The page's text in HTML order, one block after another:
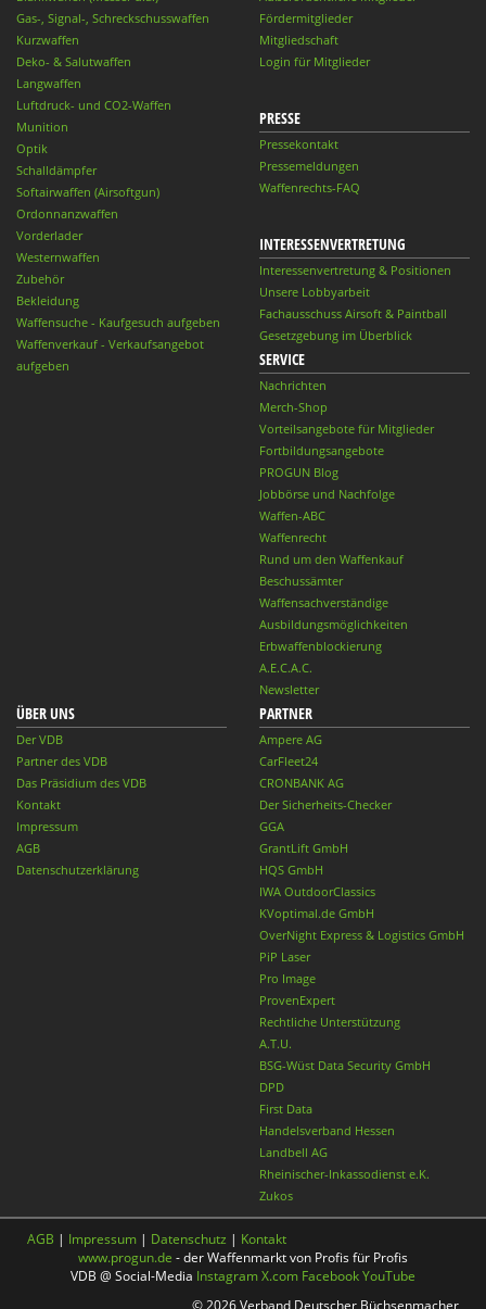
Gas-, Signal-, Schreckschusswaffen
Kurzwaffen
Deko- & Salutwaffen
Langwaffen
Luftdruck- und CO2-Waffen
Munition
Optik
Schalldämpfer
Softairwaffen (Airsoftgun)
Ordonnanzwaffen
Vorderlader
Westernwaffen
Zubehör
Bekleidung
Waffensuche - Kaufgesuch aufgeben
Waffenverkauf - Verkaufsangebot
aufgeben
Fördermitglieder
Mitgliedschaft
Login für Mitglieder
PRESSE
Pressekontakt
Pressemeldungen
Waffenrechts-FAQ
INTERESSENVERTRETUNG
Interessenvertretung & Positionen
Unsere Lobbyarbeit
Fachausschuss Airsoft & Paintball
Gesetzgebung im Überblick
SERVICE
Nachrichten
Merch-Shop
Vorteilsangebote für Mitglieder
Fortbildungsangebote
PROGUN Blog
Jobbörse und Nachfolge
Waffen-ABC
Waffenrecht
Rund um den Waffenkauf
Beschussämter
Waffensachverständige
Ausbildungsmöglichkeiten
Erbwaffenblockierung
A.E.C.A.C.
Newsletter
ÜBER UNS
Der VDB
Partner des VDB
Das Präsidium des VDB
Kontakt
Impressum
AGB
Datenschutzerklärung
PARTNER
Ampere AG
CarFleet24
CRONBANK AG
Der Sicherheits-Checker
GGA
GrantLift GmbH
HQS GmbH
IWA OutdoorClassics
KVoptimal.de GmbH
OverNight Express & Logistics GmbH
PiP Laser
Pro Image
ProvenExpert
Rechtliche Unterstützung
A.T.U.
BSG-Wüst Data Security GmbH
DPD
First Data
Handelsverband Hessen
Landbell AG
Rheinischer-Inkassodienst e.K.
Zukos
AGB | Impressum | Datenschutz | Kontakt
www.progun.de - der Waffenmarkt von Profis für Profis
VDB @ Social-Media InstagramX.com FacebookYouTube
© 2026 Verband Deutscher Büchsenmacher